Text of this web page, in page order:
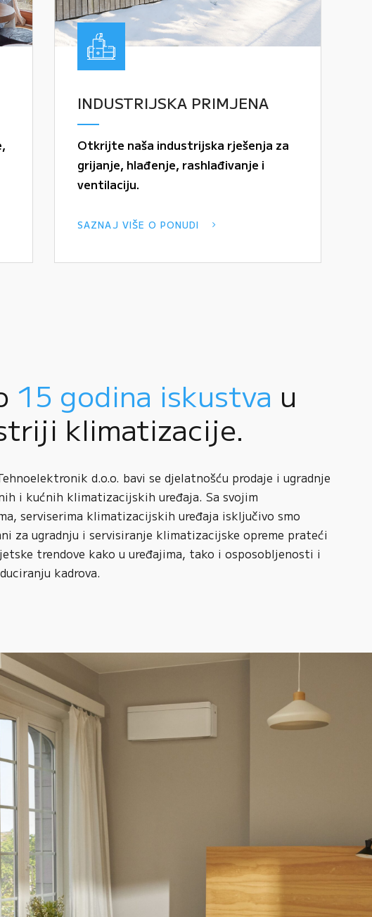
INDUSTRIJSKA PRIMJENA
Otkrijte naša industrijska rješenja za
grijanje, hlađenje, rashlađivanje i
ventilaciju.
SAZNAJ VIŠE O PONUDI
15 godina iskustva u
klimatizacije.
d.o.o. bavi se djelatnošću prodaje i ugradnje
i kućnih klimatizacijskih uređaja. Sa svojim
serviserima klimatizacijskih uređaja isključivo smo
za ugradnju i servisiranje klimatizacijske opreme prateći
trendove kako u uređajima, tako i osposobljenosti i
kadrova.